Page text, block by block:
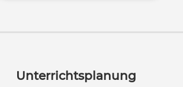
Unterrichtsplanung